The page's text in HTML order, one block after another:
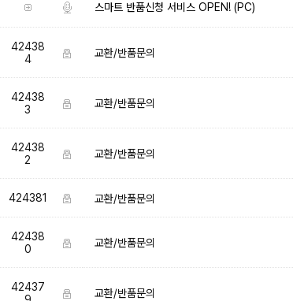
스마트 반품신청 서비스 OPEN! (PC)
42438
4
교환/반품문의
42438
3
교환/반품문의
42438
2
교환/반품문의
424381 교환/반품문의
42438
0
교환/반품문의
42437
교환/반품문의